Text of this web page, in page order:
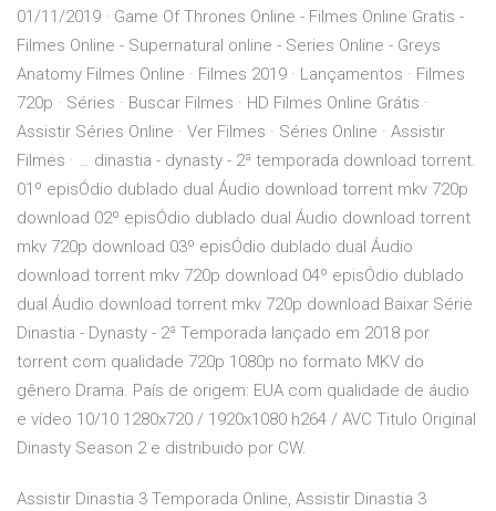
01/11/2019 · Game Of Thrones Online - Filmes Online Gratis -
Filmes Online - Supernatural online - Series Online - Greys
Anatomy Filmes Online · Filmes 2019 · Lançamentos · Filmes
720p · Séries · Buscar Filmes · HD Filmes Online Grátis ·
Assistir Séries Online · Ver Filmes · Séries Online · Assistir
Filmes · … dinastia - dynasty - 2ª temporada download torrent.
01º episÓdio dublado dual Áudio download torrent mkv 720p
download 02º episÓdio dublado dual Áudio download torrent
mkv 720p download 03º episÓdio dublado dual Áudio
download torrent mkv 720p download 04º episÓdio dublado
dual Áudio download torrent mkv 720p download Baixar Série
Dinastia - Dynasty - 2ª Temporada lançado em 2018 por
torrent com qualidade 720p 1080p no formato MKV do
gênero Drama. País de origem: EUA com qualidade de áudio
e vídeo 10/10 1280x720 / 1920x1080 h264 / AVC Titulo Original
Dinasty Season 2 e distribuido por CW.
Assistir Dinastia 3 Temporada Online, Assistir Dinastia 3